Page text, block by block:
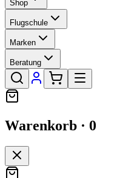
Shop
Flugschule
Marken
Beratung
Warenkorb · 0